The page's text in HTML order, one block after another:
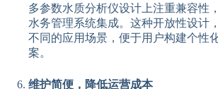
多参数水质分析仪设计上注重兼容性
水务管理系统集成。这种开放性设计
不同的应用场景，便于用户构建个性
案。
维护简便，降低运营成本